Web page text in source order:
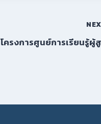
โครงการศูนย์การเรียนรู้ผู้